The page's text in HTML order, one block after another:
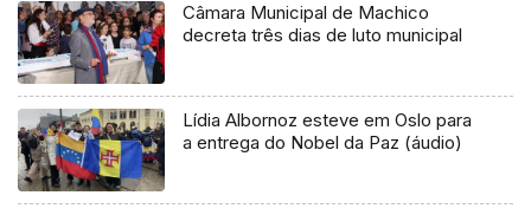
Câmara Municipal de Machico
decreta três dias de luto municipal
Lídia Albornoz esteve em Oslo para
a entrega do Nobel da Paz (áudio)